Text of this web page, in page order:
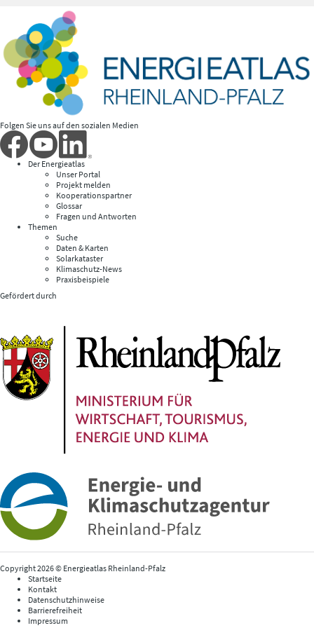
Folgen Sie uns auf den sozialen Medien
Der Energieatlas
Unser Portal
Projekt melden
Kooperationspartner
Glossar
Fragen und Antworten
Themen
Suche
Daten & Karten
Solarkataster
Klimaschutz-News
Praxisbeispiele
Gefördert durch
Copyright 2026 © Energieatlas Rheinland-Pfalz
Startseite
Kontakt
Datenschutzhinweise
Barrierefreiheit
Impressum